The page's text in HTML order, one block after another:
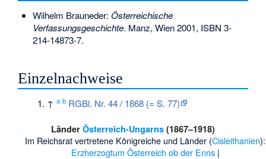
Wilhelm Brauneder: Österreichische
Verfassungsgeschichte. Manz, Wien 2001, ISBN 3-
214-14873-7.
Einzelnachweise
↑a b RGBl. Nr. 44 / 1868 (= S. 77)
Länder Österreich-Ungarns (1867–1918)
Im Reichsrat vertretene Königreiche und Länder (Cisleithanien):
Erzherzogtum Österreich ob der Enns|